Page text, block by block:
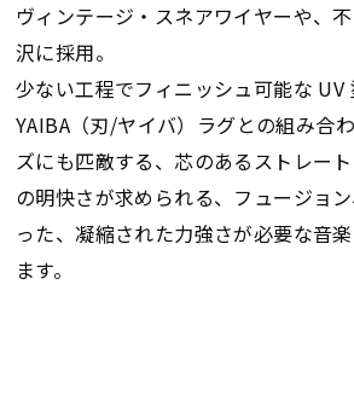
ヴィンテージ・スネアワイヤーや、
沢に採用。
少ない工程でフィニッシュ可能な
YAIBA（刃/ヤイバ）ラグとの組み合
ズにも匹敵する、芯のあるストレー
の明快さが求められる、フュージョ
った、凝縮された力強さが必要な音
ます。